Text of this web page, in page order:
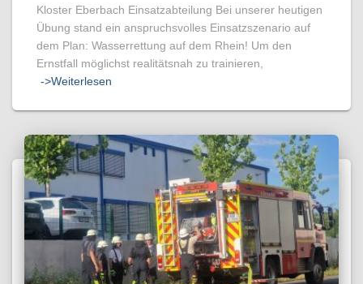
Kloster Eberbach Einsatzabteilung Bei unserer heutigen
Übung stand ein anspruchsvolles Einsatzszenario auf
dem Plan: Wasserrettung auf dem Rhein! Um den
Ernstfall möglichst realitätsnah zu trainieren,
->Weiterlesen